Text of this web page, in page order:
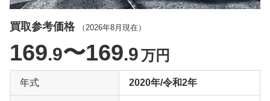
買取参考価格 （ 2026年8月 現在）
169.9〜169.9万円
年式 2020年/令和2年